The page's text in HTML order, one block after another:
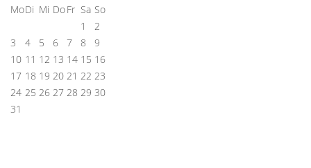
MoDi Mi DoFr Sa So
1
2
3
4 5 6 7 8
9
10 11 12 13 14 15 16
17 18 19 20 21 22 23
24 25 26 27 28 29 30
31